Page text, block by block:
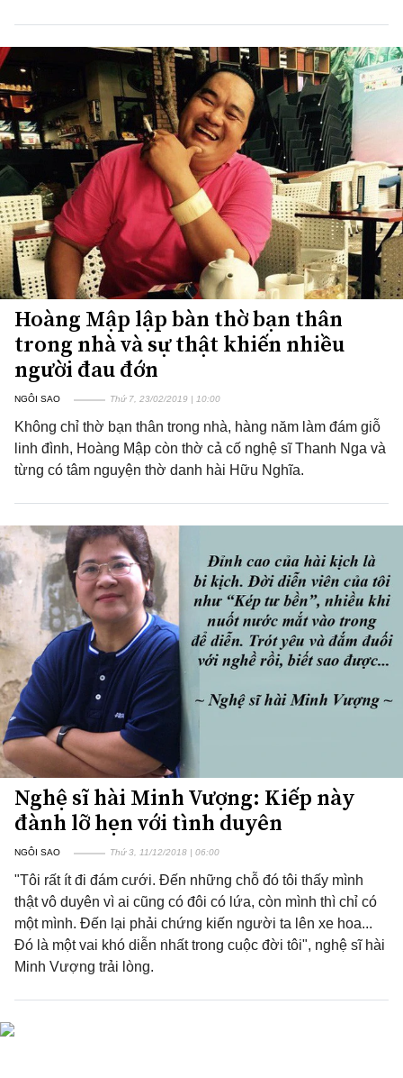
Hoàng Mập lập bàn thờ bạn thân
trong nhà và sự thật khiến nhiều
người đau đớn
NGÔI SAO Thứ 7, 23/02/2019 | 10:00
Không chỉ thờ bạn thân trong nhà, hàng năm làm đám giỗ
linh đình, Hoàng Mập còn thờ cả cố nghệ sĩ Thanh Nga và
từng có tâm nguyện thờ danh hài Hữu Nghĩa.
Nghệ sĩ hài Minh Vượng: Kiếp này
đành lỡ hẹn với tình duyên
NGÔI SAO Thứ 3, 11/12/2018 | 06:00
"Tôi rất ít đi đám cưới. Đến những chỗ đó tôi thấy mình
thật vô duyên vì ai cũng có đôi có lứa, còn mình thì chỉ có
một mình. Đến lại phải chứng kiến người ta lên xe hoa...
Đó là một vai khó diễn nhất trong cuộc đời tôi", nghệ sĩ hài
Minh Vượng trải lòng.